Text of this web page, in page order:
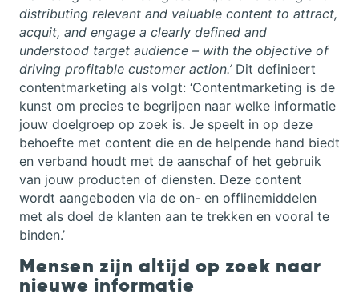
distributing relevant and valuable content to attract,
acquit, and engage a clearly defined and
understood target audience – with the objective of
driving profitable customer action.’Dit definieert
contentmarketing als volgt: ‘Contentmarketing is de
kunst om precies te begrijpen naar welke informatie
jouw doelgroep op zoek is. Je speelt in op deze
behoefte met content die en de helpende hand biedt
en verband houdt met de aanschaf of het gebruik
van jouw producten of diensten. Deze content
wordt aangeboden via de on- en offlinemiddelen
met als doel de klanten aan te trekken en vooral te
binden.’
Mensen zijn altijd op zoek naar
nieuwe informatie